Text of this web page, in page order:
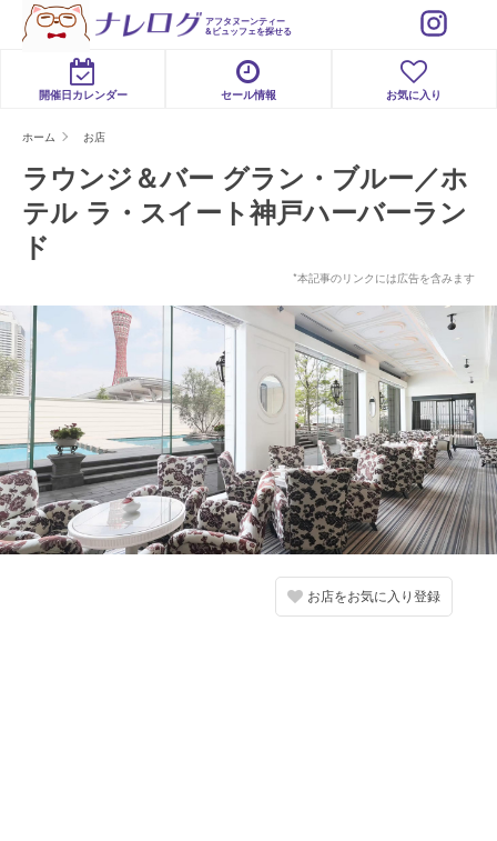
アフタヌーンティー
&ビュッフェを探せる
開催日カレンダー セール情報 お気に入り
ホーム お店
ラウンジ＆バー グラン・ブルー／ホ
テル ラ・スイート神戸ハーバーラン
ド
*本記事のリンクには広告を含みます
お店をお気に入り登録